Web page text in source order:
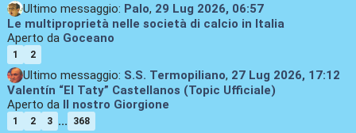
Ultimo messaggio: Palo, 29 Lug 2026, 06:57
Le multiproprietà nelle società di calcio in Italia
Aperto da Goceano
1 2
Ultimo messaggio: S.S. Termopiliano, 27 Lug 2026, 17:12
Valentín “El Taty” Castellanos (Topic Ufficiale)
Aperto da Il nostro Giorgione
1 2 3 ... 368